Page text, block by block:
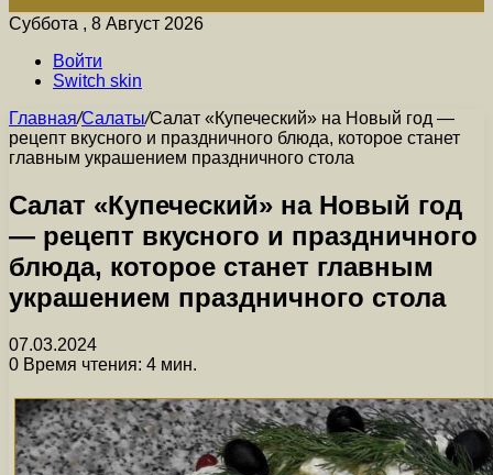
Суббота , 8 Август 2026
Войти
Switch skin
Главная/Салаты/Салат «Купеческий» на Новый год —
рецепт вкусного и праздничного блюда, которое станет
главным украшением праздничного стола
Салат «Купеческий» на Новый год
— рецепт вкусного и праздничного
блюда, которое станет главным
украшением праздничного стола
07.03.2024
0 Время чтения: 4 мин.